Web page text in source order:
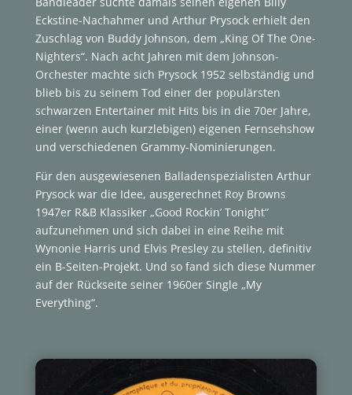
Eckstine-Nachahmer und Arthur Prysock erhielt den
Zuschlag von Buddy Johnson, dem „King Of The One-
Nighters“. Nach acht Jahren mit dem Johnson-
Orchester machte sich Prysock 1952 selbständig und
blieb bis zu seinem Tod einer der populärsten
schwarzen Entertainer mit Hits bis in die 70er Jahre,
einer (wenn auch kurzlebigen) eigenen Fernsehshow
und verschiedenen Grammy-Nominierungen.
Für den ausgewiesenen Balladenspezialisten Arthur
Prysock war die Idee, ausgerechnet Roy Browns
1947er R&B Klassiker „Good Rockin’ Tonight“
aufzunehmen und sich dabei in eine Reihe mit
Wynonie Harris und Elvis Presley zu stellen, definitiv
ein B-Seiten-Projekt. Und so fand sich diese Nummer
auf der Rückseite seiner 1960er Single „My
Everything“.